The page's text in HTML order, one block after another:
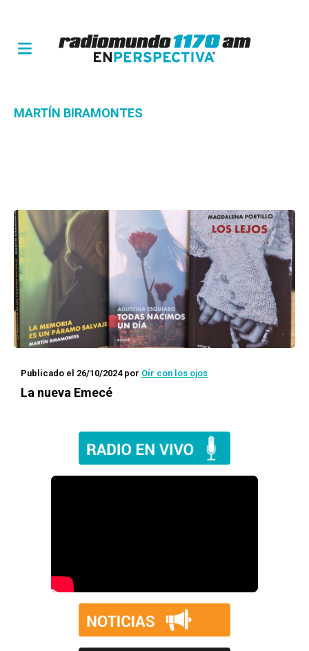
MARTÍN BIRAMONTES
Publicado el 26/10/2024por Oír con los ojos
La nueva Emecé